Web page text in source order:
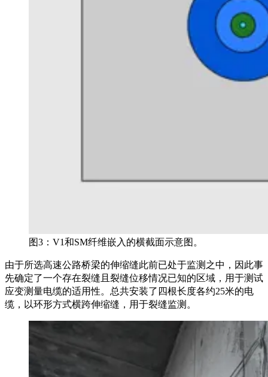
图3：V1和SM纤维嵌入的横截面示意图。
由于所选高速公路桥梁的伸缩缝此前已处于监测之中，因此事
先确定了一个存在裂缝且裂缝位移情况已知的区域，用于测试
应变测量电缆的适用性。总共安装了四根长度各约25米的电
缆，以环形方式横跨伸缩缝，用于裂缝监测。